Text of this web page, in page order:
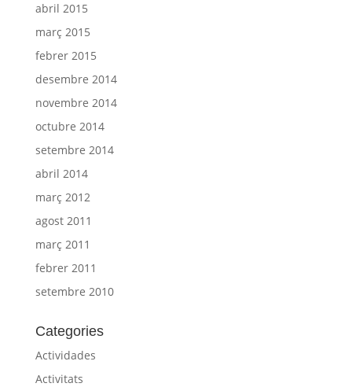
abril 2015
març 2015
febrer 2015
desembre 2014
novembre 2014
octubre 2014
setembre 2014
abril 2014
març 2012
agost 2011
març 2011
febrer 2011
setembre 2010
Categories
Actividades
Activitats